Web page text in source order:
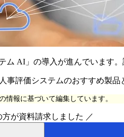
ム AI」の導入が進んでいます
事評価システムのおすすめ製
情報に基づいて編集しています。
方が資料請求しました ／